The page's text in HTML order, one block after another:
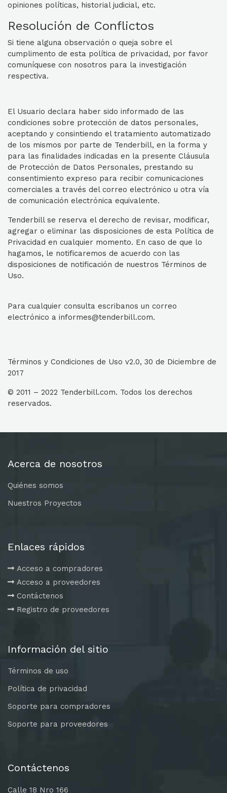
opiniones políticas, historial judicial, etc.
Resolución de Conflictos
Si tiene alguna observación o queja sobre el
cumplimento de esta política de privacidad, por favor
comuníquese con nosotros para la investigación
respectiva.
El Usuario declara haber sido informado de las
condiciones sobre protección de datos personales,
aceptando y consintiendo el tratamiento automatizado
de los mismos por parte de Tenderbill, en la forma y
para las finalidades indicadas en la presente Cláusula
de Protección de Datos Personales, prestando su
consentimiento expreso para recibir comunicaciones
comerciales a través del correo electrónico u otra vía
de comunicación electrónica equivalente.
Tenderbill se reserva el derecho de revisar, modificar,
agregar o eliminar las disposiciones de esta Política de
Privacidad en cualquier momento. En caso de que lo
hagamos, le notificaremos de acuerdo con las
disposiciones de notificación de nuestros Términos de
Uso.
Para cualquier consulta escribanos un correo
electrónico a informes@tenderbill.com.
Términos y Condiciones de Uso v2.0, 30 de Diciembre de
2017
© 2011 – 2022 Tenderbill.com. Todos los derechos
reservados.
Acerca de nosotros
Quiénes somos
Nuestros Proyectos
Enlaces rápidos
Acceso a compradores
Acceso a proveedores
Contáctenos
Registro de proveedores
Información del sitio
Términos de uso
Política de privacidad
Soporte para compradores
Soporte para proveedores
Contáctenos
Calle 18 Nro 166